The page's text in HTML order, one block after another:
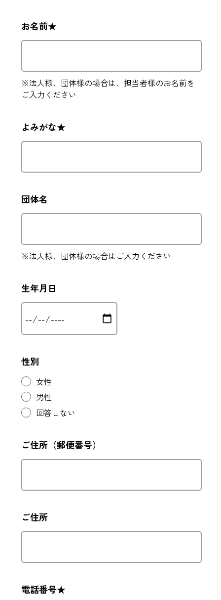
お名前★
※法人様、団体様の場合は、担当者様のお名前を
ご入力ください
よみがな★
団体名
※法人様、団体様の場合はご入力ください
生年月日
性別
女性
男性
回答しない
ご住所（郵便番号）
ご住所
電話番号★